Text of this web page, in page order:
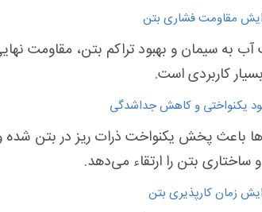
مقاومت فشاری بتن
به سیمان و بهبود تراکم بتن، مقاومت
کاربردی است.
یکنواختی و کاهش جداشدگی
باعث پخش یکنواخت ذرات ریز در بتن شده
بتن را ارتقاء می‌دهد.
زمان کارپذیری بتن